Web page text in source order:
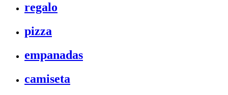
regalo
pizza
empanadas
camiseta